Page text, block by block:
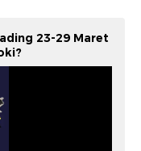
23-29 Maret